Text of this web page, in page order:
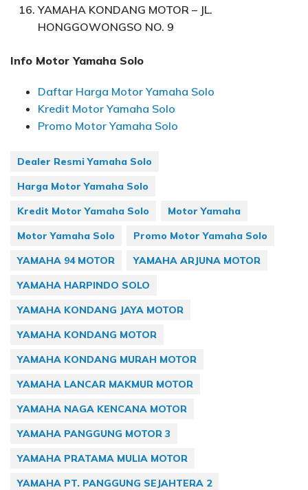
YAMAHA KONDANG MOTOR – JL.
HONGGOWONGSO NO. 9
Info Motor Yamaha Solo
Daftar Harga Motor Yamaha Solo
Kredit Motor Yamaha Solo
Promo Motor Yamaha Solo
Dealer Resmi Yamaha Solo
Harga Motor Yamaha Solo
Kredit Motor Yamaha Solo
Motor Yamaha
Motor Yamaha Solo
Promo Motor Yamaha Solo
YAMAHA 94 MOTOR
YAMAHA ARJUNA MOTOR
YAMAHA HARPINDO SOLO
YAMAHA KONDANG JAYA MOTOR
YAMAHA KONDANG MOTOR
YAMAHA KONDANG MURAH MOTOR
YAMAHA LANCAR MAKMUR MOTOR
YAMAHA NAGA KENCANA MOTOR
YAMAHA PANGGUNG MOTOR 3
YAMAHA PRATAMA MULIA MOTOR
YAMAHA PT. PANGGUNG SEJAHTERA 2